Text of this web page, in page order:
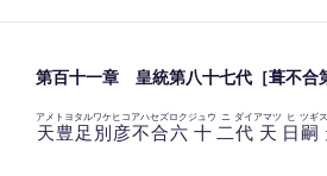
第百十一章 皇統第八十七代［葺不合
天
アメ
豊
トヨ
足
タル
別
ワケ
彦
ヒコ
不
アハ
合
セズ
六
ロク
十
ジュウ
二
ニ
代
ダイ
天
アマツ
日
ヒ
嗣
ツギ